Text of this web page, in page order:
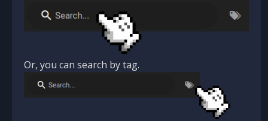
Or, you can search by tag.